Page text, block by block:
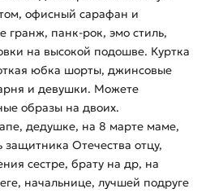
офисный сарафан и
гранж, панк-рок, эмо стиль,
на высокой подошве. Куртка
юбка шорты, джинсовые
и девушки. Можете
образы на двоих.
дедушке, на 8 марте маме,
Отечества отцу,
сестре, брату на др, на
начальнице, лучшей подруге